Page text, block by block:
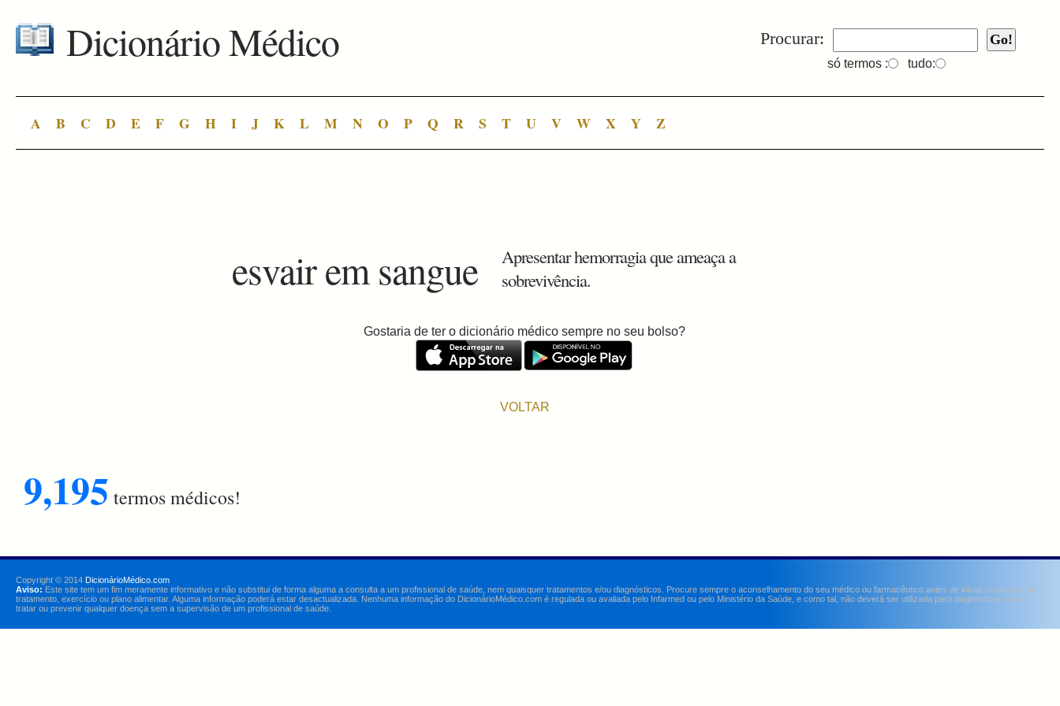
Procurar:
só termos : tudo:
Dicionário Médico
A B C D E F G H I J K L M N O P Q R S T U V W X Y Z
esvair em sangue
Apresentar hemorragia que ameaça a
sobrevivência.
Gostaria de ter o dicionário médico sempre no seu bolso?
VOLTAR
9,195 termos médicos!
Copyright © 2014 DicionárioMédico.com
Aviso: Este site tem um fim meramente informativo e não substitui de forma alguma a consulta a um profissional de saúde, nem quaisquer tratamentos e/ou diagnósticos. Procure sempre o aconselhamento do seu médico ou farmacêutico antes de iniciar ou alterar um
tratamento, exercício ou plano alimentar. Alguma informação poderá estar desactualizada. Nenhuma informação do DicionárioMédico.com é regulada ou avaliada pelo Infarmed ou pelo Ministério da Saúde, e como tal, não deverá ser utilizada para diagnosticar, curar,
tratar ou prevenir qualquer doença sem a supervisão de um profissional de saúde.